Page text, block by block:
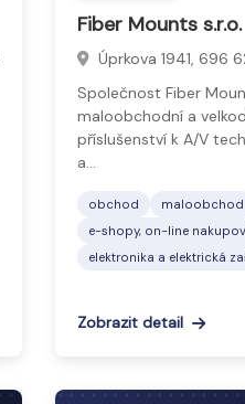
Fiber Mounts s.r.o.
Úprkova 1941, 696
Společnost Fiber
maloobchodní a
příslušenství k A/V
a…
obchod maloobchod
e-shopy, on-line
elektronika a elektrická
Zobrazit detail